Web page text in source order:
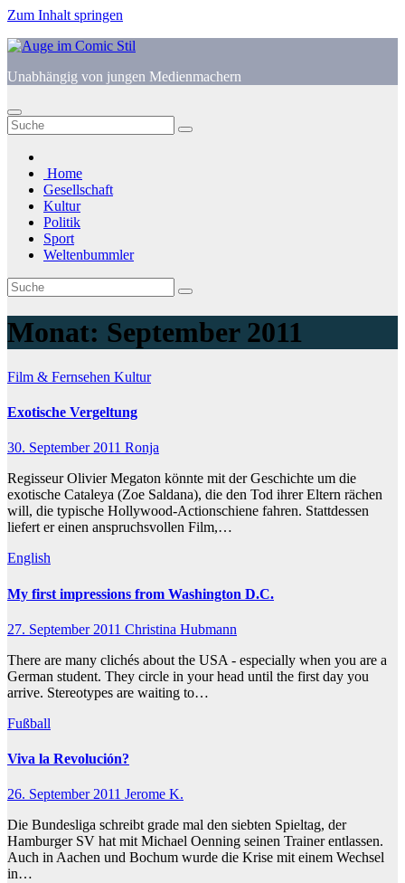
Zum Inhalt springen
Unabhängig von jungen Medienmachern
Home
Gesellschaft
Kultur
Politik
Sport
Weltenbummler
Monat: September 2011
Film & Fernsehen Kultur
Exotische Vergeltung
30. September 2011 Ronja
Regisseur Olivier Megaton könnte mit der Geschichte um die
exotische Cataleya (Zoe Saldana), die den Tod ihrer Eltern rächen
will, die typische Hollywood-Actionschiene fahren. Stattdessen
liefert er einen anspruchsvollen Film,…
English
My first impressions from Washington D.C.
27. September 2011 Christina Hubmann
There are many clichés about the USA - especially when you are a
German student. They circle in your head until the first day you
arrive. Stereotypes are waiting to…
Fußball
Viva la Revolución?
26. September 2011 Jerome K.
Die Bundesliga schreibt grade mal den siebten Spieltag, der
Hamburger SV hat mit Michael Oenning seinen Trainer entlassen.
Auch in Aachen und Bochum wurde die Krise mit einem Wechsel
in…